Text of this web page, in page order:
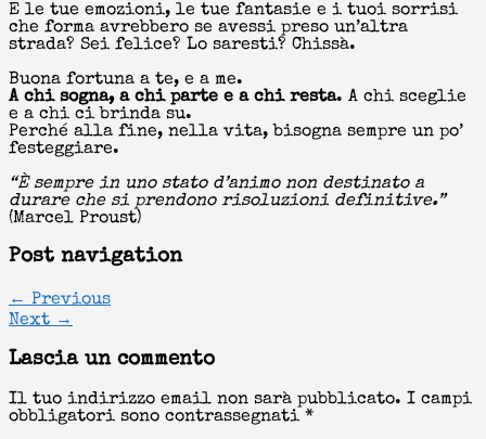
E le tue emozioni, le tue fantasie e i tuoi sorrisi
che forma avrebbero se avessi preso un’altra
strada? Sei felice? Lo saresti? Chissà.
Buona fortuna a te, e a me.
A chi sogna, a chi parte e a chi resta. A chi sceglie
e a chi ci brinda su.
Perché alla fine, nella vita, bisogna sempre un po’
festeggiare.
“È sempre in uno stato d’animo non destinato a
durare che si prendono risoluzioni definitive.”
(Marcel Proust)
Post navigation
← Previous
Next →
Lascia un commento
Il tuo indirizzo email non sarà pubblicato. I campi
obbligatori sono contrassegnati *